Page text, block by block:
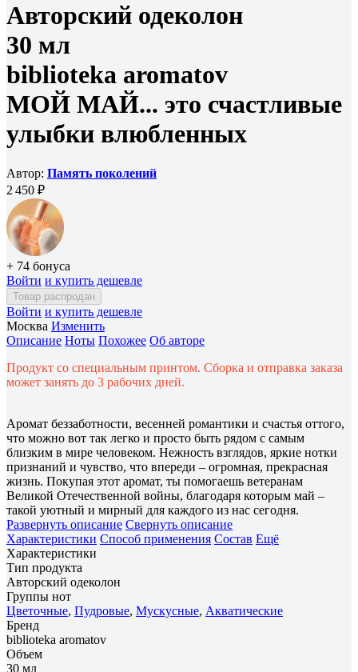
Авторский одеколон
30 мл
biblioteka aromatov
МОЙ МАЙ... это счастливые
улыбки влюбленных
Автор: Память поколений
2 450 ₽
+ 74 бонуса
Войти и купить дешевле
Товар распродан
Войти и купить дешевле
Москва Изменить
Описание Ноты Похожее Об авторе
Продукт со специальным принтом. Сборка и отправка заказа
может занять до 3 рабочих дней.
Аромат беззаботности, весенней романтики и счастья оттого,
что можно вот так легко и просто быть рядом с самым
близким в мире человеком. Нежность взглядов, яркие нотки
признаний и чувство, что впереди – огромная, прекрасная
жизнь. Покупая этот аромат, ты помогаешь ветеранам
Великой Отечественной войны, благодаря которым май –
такой уютный и мирный для каждого из нас сегодня.
Развернуть описание Свернуть описание
Характеристики Способ применения Состав Ещё
Характеристики
Тип продукта
Авторский одеколон
Группы нот
Цветочные, Пудровые, Мускусные, Акватические
Бренд
biblioteka aromatov
Объем
30 мл